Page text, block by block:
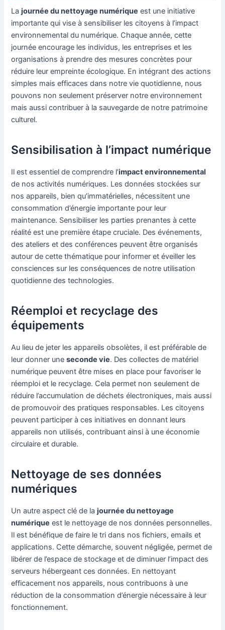
Lajournée du nettoyage numérique est une initiative
importante qui vise à sensibiliser les citoyens à l’impact
environnemental du numérique. Chaque année, cette
journée encourage les individus, les entreprises et les
organisations à prendre des mesures concrètes pour
réduire leur empreinte écologique. En intégrant des actions
simples mais efficaces dans notre vie quotidienne, nous
pouvons non seulement préserver notre environnement
mais aussi contribuer à la sauvegarde de notre patrimoine
culturel.
Sensibilisation à l’impact numérique
Il est essentiel de comprendre l’impact environnemental
de nos activités numériques. Les données stockées sur
nos appareils, bien qu’immatérielles, nécessitent une
consommation d’énergie importante pour leur
maintenance. Sensibiliser les parties prenantes à cette
réalité est une première étape cruciale. Des événements,
des ateliers et des conférences peuvent être organisés
autour de cette thématique pour informer et éveiller les
consciences sur les conséquences de notre utilisation
quotidienne des technologies.
Réemploi et recyclage des
équipements
Au lieu de jeter les appareils obsolètes, il est préférable de
leur donner uneseconde vie. Des collectes de matériel
numérique peuvent être mises en place pour favoriser le
réemploi et le recyclage. Cela permet non seulement de
réduire l’accumulation de déchets électroniques, mais aussi
de promouvoir des pratiques responsables. Les citoyens
peuvent participer à ces initiatives en donnant leurs
appareils non utilisés, contribuant ainsi à une économie
circulaire et durable.
Nettoyage de ses données
numériques
Un autre aspect clé de lajournée du nettoyage
numérique est le nettoyage de nos données personnelles.
Il est bénéfique de faire le tri dans nos fichiers, emails et
applications. Cette démarche, souvent négligée, permet de
libérer de l’espace de stockage et de diminuer l’impact des
serveurs hébergeant ces données. En nettoyant
efficacement nos appareils, nous contribuons à une
réduction de la consommation d’énergie nécessaire à leur
fonctionnement.